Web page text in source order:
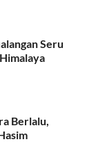
Seru
Berlalu,